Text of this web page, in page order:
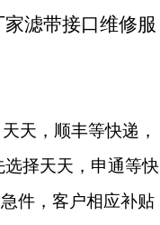
滤带接口维修服
天，顺丰等快递，
择天天，申通等快
件，客户相应补贴